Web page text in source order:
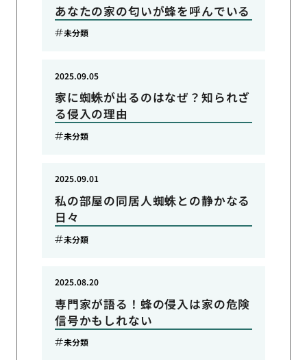
あなたの家の匂いが蜂を呼んでいる
未分類
家に蜘蛛が出るのはなぜ？知られざ
る侵入の理由
2025.09.05
未分類
私の部屋の同居人蜘蛛との静かなる
日々
2025.09.01
未分類
専門家が語る！蜂の侵入は家の危険
信号かもしれない
2025.08.20
未分類